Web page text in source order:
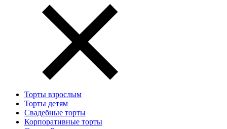
Торты взрослым
Торты детям
Свадебные торты
Корпоративные торты